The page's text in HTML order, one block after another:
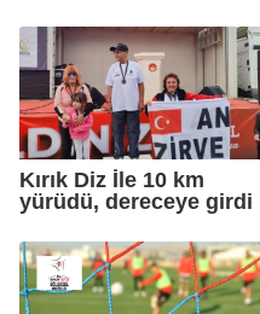
Kırık Diz İle 10 km
yürüdü, dereceye girdi